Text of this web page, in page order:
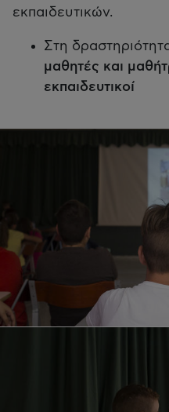
εκπαιδευτικών.
Στη
μαθητές και
εκπαιδευτικοί